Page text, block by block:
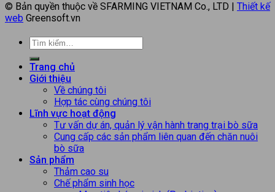
© Bản quyền thuộc về SFARMING VIETNAM Co., LTD | Thiết kế
web Greensoft.vn
Trang chủ
Giới thiệu
Về chúng tôi
Hợp tác cùng chúng tôi
Lĩnh vực hoạt động
Tư vấn dự án, quản lý vận hành trang trại bò sữa
Cung cấp các sản phẩm liên quan đến chăn nuôi
bò sữa
Sản phẩm
Thảm cao su
Chế phẩm sinh học